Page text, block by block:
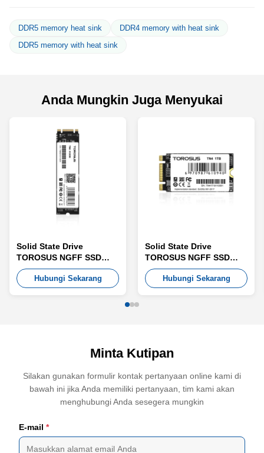
DDR5 memory heat sink
DDR4 memory with heat sink
DDR5 memory with heat sink
Anda Mungkin Juga Menyukai
Solid State Drive
TOROSUS NGFF SSD
TN8
Hubungi Sekarang
Solid State Drive
TOROSUS NGFF SSD
TN4
Hubungi Sekarang
Minta Kutipan
Silakan gunakan formulir kontak pertanyaan online kami di
bawah ini jika Anda memiliki pertanyaan, tim kami akan
menghubungi Anda sesegera mungkin
E-mail *